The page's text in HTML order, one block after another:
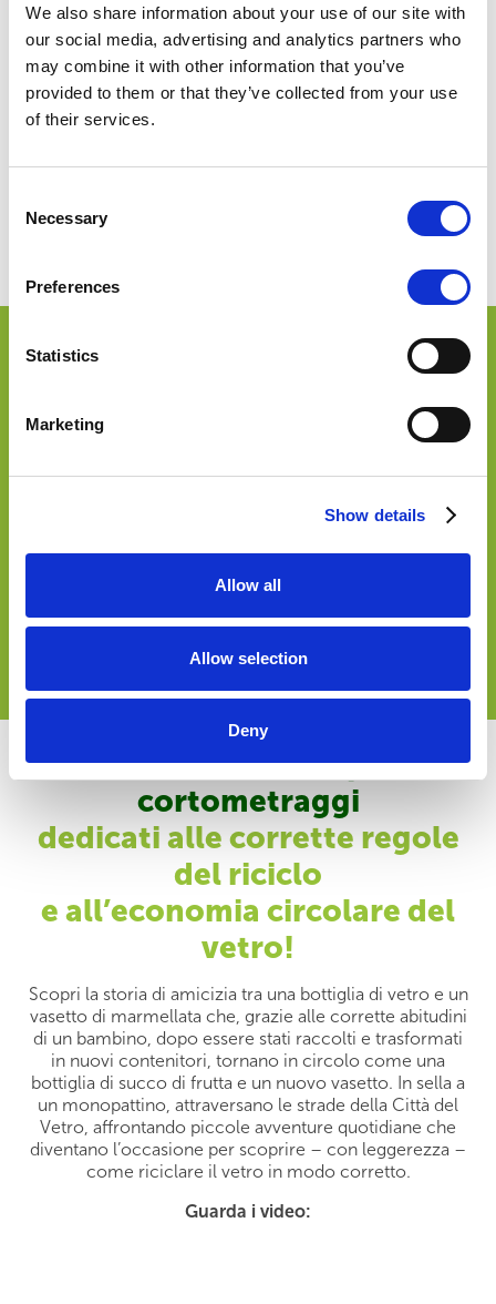
We also share information about your use of our site with
our social media, advertising and analytics partners who
may combine it with other information that you’ve
provided to them or that they’ve collected from your use
of their services.
Selection
Necessary
Preferences
Statistics
Marketing
Show details
Allow all
Allow selection
Deny
vetro: l’economia circolare in praticavalido ai sensi
dellaD.M. 170 del 21/03/2016.
Questo programma della durata di 25 ore è progettato
per aiutare i docenti a insegnare in modo coinvolgente
e pratico la sostenibilità del vetro, stimolando la
Vuoi del materiale extra per
lezioni ancora più
potrai approfondire l’affascinante mondo del
Scaricalo qui
Guarda i nostri simpatici
cortometraggi
dedicati alle corrette regole
del riciclo
e all’economia circolare del
vetro!
Scopri la storia di amicizia tra una bottiglia di vetro e un
vasetto di marmellata che, grazie alle corrette abitudini
di un bambino, dopo essere stati raccolti e trasformati
in nuovi contenitori, tornano in circolo come una
bottiglia di succo di frutta e un nuovo vasetto. In sella a
un monopattino, attraversano le strade della Città del
Vetro, affrontando piccole avventure quotidiane che
diventano l’occasione per scoprire – con leggerezza –
come riciclare il vetro in modo corretto.
Guarda i video: